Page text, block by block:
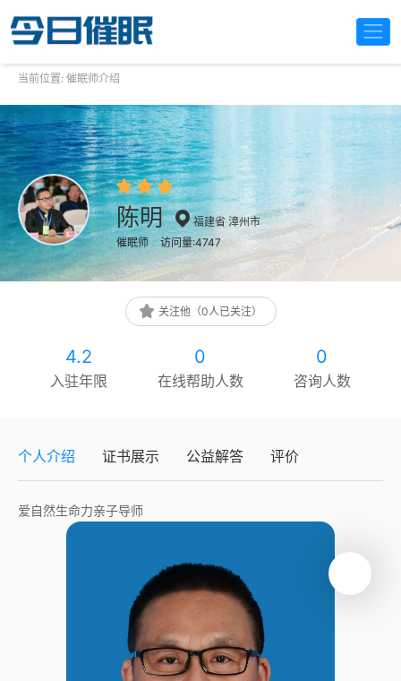
当前位置: 催眠师介绍
陈明
福建省 漳州市
催眠师
访问量:4747
关注他（0人已关注）
4.2
入驻年限
0
在线帮助人数
0
咨询人数
个人介绍 证书展示 公益解答 评价
爱自然生命力亲子导师